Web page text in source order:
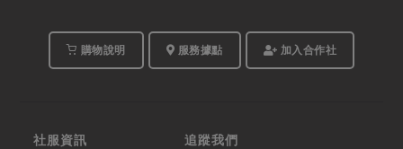
購物說明 服務據點 加入合作社
社服資訊 追蹤我們